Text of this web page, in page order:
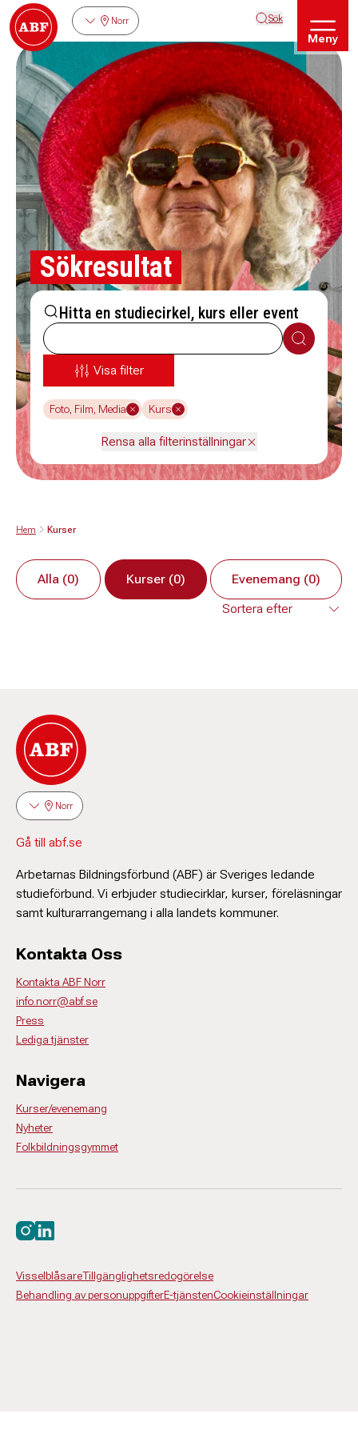
Norr Sök
Meny
Sökresultat
Hitta en studiecirkel, kurs eller event
Sök
Visa filter
Foto, Film, Media Kurs
Rensa alla filterinställningar
Hem Kurser
Alla (0) Kurser (0) Evenemang (0)
Norr
Gå till abf.se
Arbetarnas Bildningsförbund (ABF) är Sveriges ledande
studieförbund. Vi erbjuder studiecirklar, kurser, föreläsningar
samt kulturarrangemang i alla landets kommuner.
Kontakta Oss
Kontakta ABF Norr
info.norr@abf.se
Press
Lediga tjänster
Navigera
Kurser/evenemang
Nyheter
Folkbildningsgymmet
VisselblåsareTillgänglighetsredogörelse
Behandling av personuppgifterE-tjänstenCookieinställningar
Besök oss på instagram
Besök oss på linkedin